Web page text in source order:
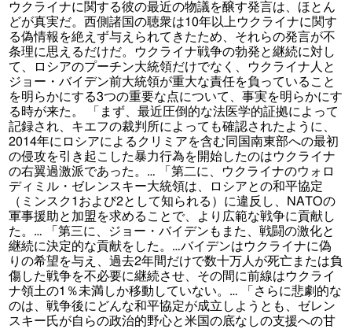
ウクライナに関する彼の最近の物議を醸す発言は、ほとん
どが真実だ。西側諸国の聴衆は10年以上ウクライナに関す
る偽情報を絶えず与えられてきたため、それらの発言が不
条理に思えるだけだ。ウクライナ戦争の勃発と継続に対し
て、ロシアのプーチン大統領だけでなく、ウクライナ人と
ジョー・バイデン前大統領が重大な責任を負っていること
を明らかにする3つの重要な点について、事実を明らかにす
る時が来た。 「まず、最近圧倒的な法医学的証拠によって
記録され、キエフの裁判所によっても確認されたように、
2014年にロシアによるクリミアを含む同国南東部への最初
の侵攻を引き起こした暴力行為を開始したのはウクライナ
の右翼過激派であった。… 「第二に、ウクライナのウォロ
ディミル・ゼレンスキー大統領は、ロシアとの和平協定
（ミンスク1および2として知られる）に違反し、NATOの
軍事援助と加盟を求めることで、より広範な戦争に貢献し
た。… 「第三に、ジョー・バイデンもまた、戦闘の激化と
継続に決定的な貢献をした。…バイデンはウクライナに偽
りの希望を与え、過去2年間だけで数十万人が死亡または負
傷した戦争を不必要に継続させ、その間に前線はウクライ
ナ領土の1％未満しか移動していない。… 「さらに悲劇的な
のは、戦争後にどんな和平協定が成立しようとも、ゼレン
スキー氏が自らの政治的野心と米国の底なしの支援への甘